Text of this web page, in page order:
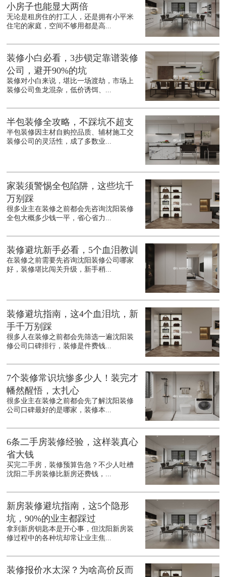
小房子也能显大两倍
无论是租房住的打工人，还是拥有小平米
住宅的家庭，空间不够用都是高...
装修小白必看，3步锁定靠谱装修
公司，避开90%的坑
装修对小白来说，堪比一场渡劫，市场上
装修公司鱼龙混杂，低价诱饵、...
半包装修全攻略，不踩坑不超支
半包装修因主材自购控品质、辅材施工交
装修公司的灵活性，成了多数业...
家装须警惕全包陷阱，这些坑千
万别踩
很多业主在装修之前都会先咨询沈阳装修
全包大概多少钱一平，省心省力...
装修避坑新手必看，5个血泪教训
在装修之前需要先咨询沈阳装修公司哪家
好，装修堪比闯关升级，新手稍...
装修避坑指南，这4个血泪坑，新
手千万别踩
很多人在装修之前都会先筛选一遍沈阳装
修公司口碑排行，装修是件费钱...
7个装修常识坑惨多少人！装完才
幡然醒悟，太扎心
很多业主在装修之前都会先了解沈阳装修
公司口碑最好的是哪家，装修本...
6条二手房装修经验，这样装真心
省大钱
买完二手房，装修预算告急？不少人吐槽
沈阳二手房装修比新房还费钱，...
新房装修避坑指南，这5个隐形
坑，90%的业主都踩过
拿到新房钥匙本是开心事，但沈阳新房装
修过程中的各种坑却常让业主焦...
装修报价水太深？为啥高价反而